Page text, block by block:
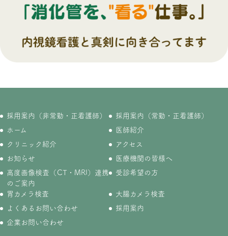
採用案内（非常勤・正看護師）
採用案内（常勤・正看護師）
ホーム
医師紹介
クリニック紹介
アクセス
お知らせ
医療機関の皆様へ
高度画像検査（CT・MRI）連携
のご案内
受診希望の方
胃カメラ検査
大腸カメラ検査
よくあるお問い合わせ
採用案内
企業お問い合わせ